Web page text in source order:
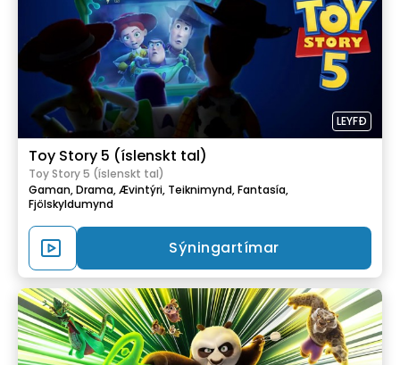
LEYFÐ
Toy Story 5 (íslenskt tal)
Toy Story 5 (íslenskt tal)
Gaman,Drama,Ævintýri, Teiknimynd,Fantasía,
Fjölskyldumynd
Sýningartímar